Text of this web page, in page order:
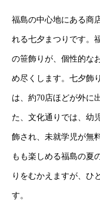
福島の中心地にある商
れる七夕まつりです。
の笹飾りが、個性的な
め尽くします。七夕飾
は、約70店ほどが外に
た、文化通りでは、幼
飾され、未就学児が無
もも楽しめる福島の夏
りをむかえますが、ひ
す。